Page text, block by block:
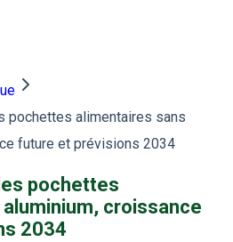
pochettes alimentaires sans
future et prévisions 2034
pochettes
croissance
2034